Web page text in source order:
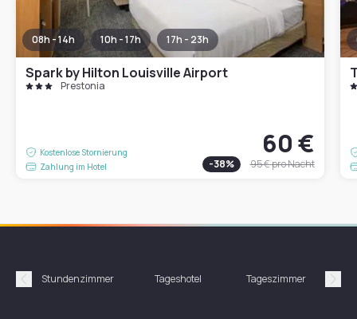
08h - 14h 10h - 17h 17h - 23h
Spark by Hilton Louisville Airport
Prestonia
Kostenlose Stornierung
Zahlung im Hotel
60 €
-38% 95 €pro Nacht
Précédent
Stundenzimmer Tageshotel Tageszimmer